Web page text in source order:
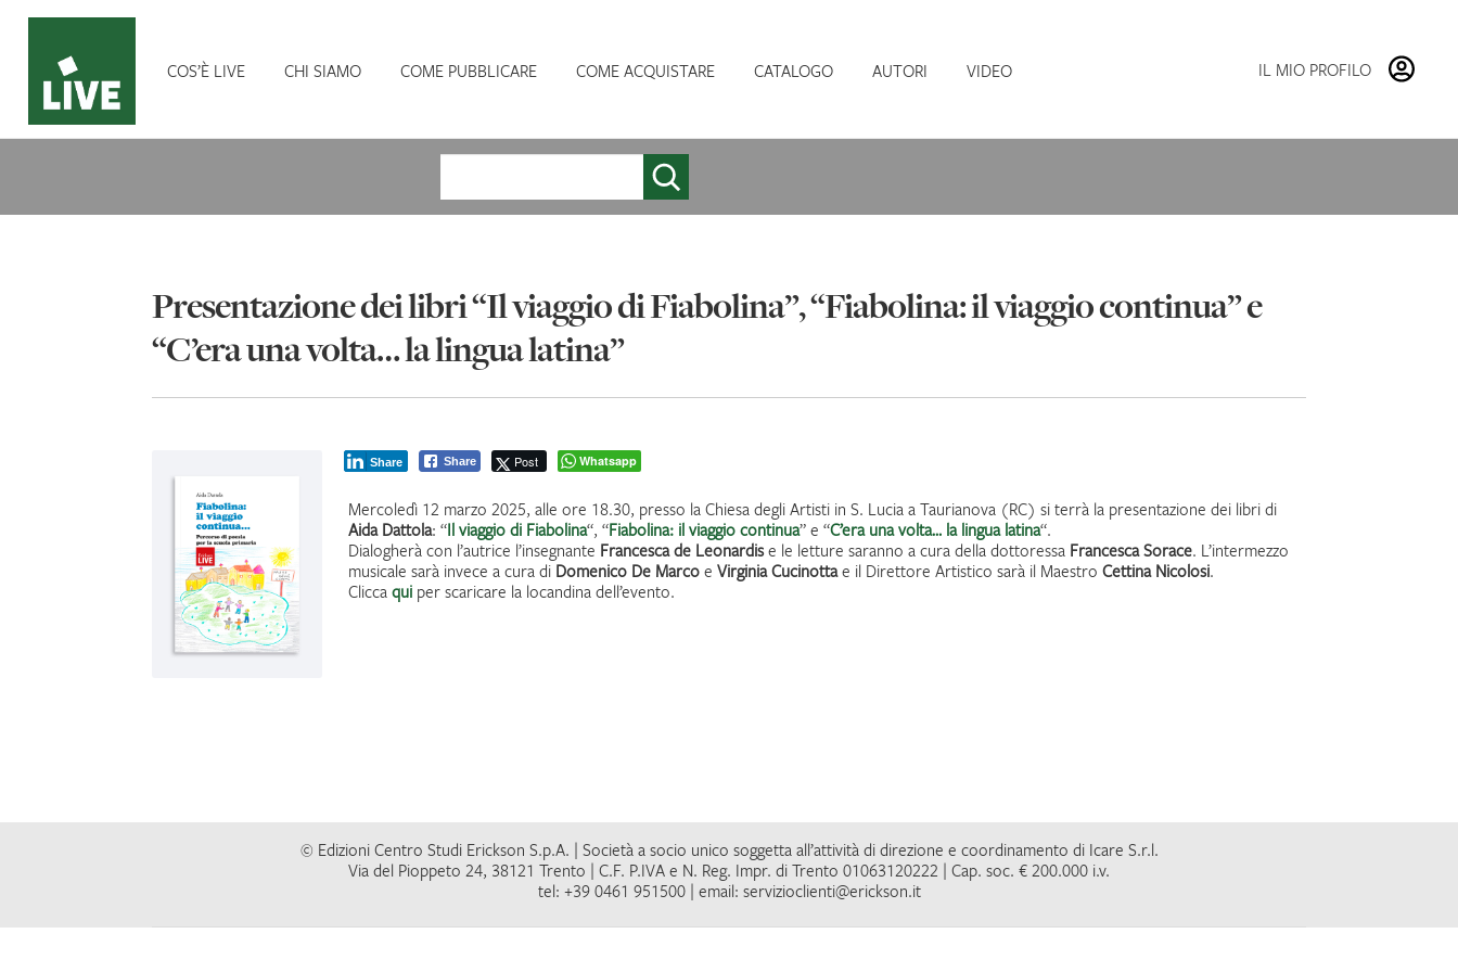
navigazione
contenuto
IL MIO PROFILO
COS’È LIVE CHI SIAMO COME PUBBLICARE COME ACQUISTARE CATALOGO AUTORI VIDEO
Presentazione dei libri “Il viaggio di Fiabolina”, “Fiabolina: il viaggio continua” e
“C’era una volta… la lingua latina”
Share Post
Share Whatsapp
Mercoledì 12 marzo 2025, alle ore 18.30, presso la Chiesa degli Artisti in S. Lucia a Taurianova (RC) si terrà la presentazione dei libri di
Aida Dattola: “Il viaggio di Fiabolina“, “Fiabolina: il viaggio continua” e “C’era una volta… la lingua latina“.
Dialogherà con l’autrice l’insegnante Francesca de Leonardise le letture saranno a cura della dottoressa Francesca Sorace. L’intermezzo
musicale sarà invece a cura di Domenico De Marco eVirginia Cucinottae il Direttore Artistico sarà il MaestroCettina Nicolosi.
Cliccaqui per scaricare la locandina dell’evento.
© Edizioni Centro Studi Erickson S.p.A. | Società a socio unico soggetta all’attività di direzione e coordinamento di Icare S.r.l.
Via del Pioppeto 24, 38121 Trento | C.F. P.IVA e N. Reg. Impr. di Trento 01063120222 | Cap. soc. € 200.000 i.v.
tel: +39 0461 951500 | email: servizioclienti@erickson.it